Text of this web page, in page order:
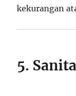
kekurangan
5.